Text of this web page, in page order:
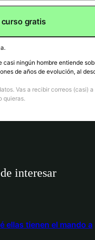
gratis
ningún hombre entiende
de años de evolución, al
Vas a recibir correos (casi)
quieras.
interesar
ellas tienen el mando a